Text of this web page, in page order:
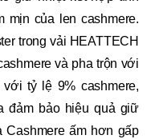
mịn của len cashmere.
trong vải HEATTECH
và pha trộn với
tỷ lệ 9% cashmere,
đảm bảo hiệu quả giữ
Cashmere ấm hơn gấp